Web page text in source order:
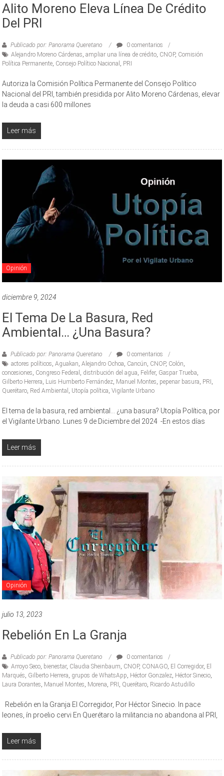
Alito Moreno Eleva Línea De Crédito
Del PRI
Publicado por: Panorama Queretano
0 comentarios
Alejandro Moreno Cárdenas ,ampliar una línea de crédito CNOP, Comisión
Política Permanente Consejo Político Nacional PRI
Autoriza la Comisión Política Permanente del Consejo Político
Nacional del PRI, también presidida por Alito Moreno Cárdenas, elevar
la deuda a casi 600 millones
Leer más
Opinión
diciembre 9, 2024
El Tema De La Basura, Red
Ambiental… ¿una Basura?
Publicado por: Panorama Queretano
0 comentarios
actores políticos,Aguakan,Alejandro Ochoa, Cancún, CNOP, Colón,
concesiones, Congreso Federal , distribución del agua, Felifer, Gaspar Trueba,
Gilberto Herrera, Luis Humberto Fernández, Manuel Montes, pepenar basura, PRI ,
Querétaro, Red Ambiental , Utopía política,Vigilante Urbano
El tema de la basura, red ambiental… ¿una basura? Utopía Política, por
el Vigilante Urbano. Lunes 9 de Diciembre del 2024 -En estos días
Leer más
Opinión
julio 13, 2023
Rebelión En La Granja
Publicado por: Panorama Queretano
0 comentarios
Arroyo Seco, bienestar, Claudia Sheinbaum, CNOP, CONAGO, El Corregidor, El
Marqués, Gilberto Herrera, grupos de WhatsApp, Héctor Gonzalez, Héctor Sinecio,
Laura Dorantes, Manuel Montes, Morena, PRI , Querétaro, Ricardo Astudillo
Rebelión en la Granja El Corregidor, Por Héctor Sinecio. In pace
leones, ín proelio cervi En Querétaro la militancia no abandona al PRI,
Leer más